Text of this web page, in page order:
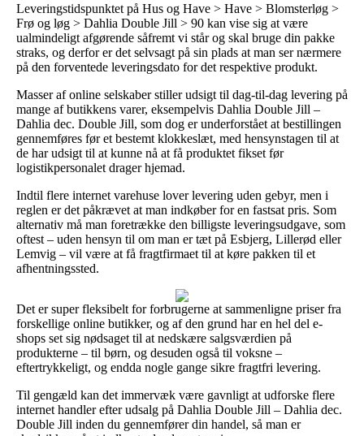
Leveringstidspunktet på Hus og Have > Have > Blomsterløg >
Frø og løg > Dahlia Double Jill > 90 kan vise sig at være
ualmindeligt afgørende såfremt vi står og skal bruge din pakke
straks, og derfor er det selvsagt på sin plads at man ser nærmere
på den forventede leveringsdato for det respektive produkt.
Masser af online selskaber stiller udsigt til dag-til-dag levering på
mange af butikkens varer, eksempelvis Dahlia Double Jill –
Dahlia dec. Double Jill, som dog er underforstået at bestillingen
gennemføres før et bestemt klokkeslæt, med hensynstagen til at
de har udsigt til at kunne nå at få produktet fikset før
logistikpersonalet drager hjemad.
Indtil flere internet varehuse lover levering uden gebyr, men i
reglen er det påkrævet at man indkøber for en fastsat pris. Som
alternativ må man foretrække den billigste leveringsudgave, som
oftest – uden hensyn til om man er tæt på Esbjerg, Lillerød eller
Lemvig – vil være at få fragtfirmaet til at køre pakken til et
afhentningssted.
Det er super fleksibelt for forbrugerne at sammenligne priser fra
forskellige online butikker, og af den grund har en hel del e-
shops set sig nødsaget til at nedskære salgsværdien på
produkterne – til børn, og desuden også til voksne –
eftertrykkeligt, og endda nogle gange sikre fragtfri levering.
Til gengæld kan det immervæk være gavnligt at udforske flere
internet handler efter udsalg på Dahlia Double Jill – Dahlia dec.
Double Jill inden du gennemfører din handel, så man er